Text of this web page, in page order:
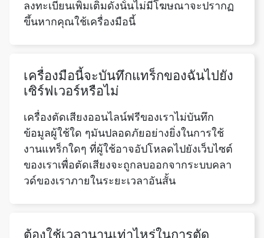
เครื่องมือนี้จะบันทึกแทร็กของฉันไปยัง
เครื่องตัดเสียงออนไลน์ฟรีของเราไม่บันทึก
ข้อมูลผู้ใช้ใด ๆมันปลอดภัยอย่างยิ่งในการใช้
งานแทร็กใดๆ ที่ผู้ใช้อาจอัปโหลดไปยังเว็บไซต์
ของเราเพื่อตัดเสียงจะถูกลบออกจากระบบคลา
วด์ของเราภายในระยะเวลาอันสั้น
ต้องใช้เวลานานเท่าไหร่ในการตัด